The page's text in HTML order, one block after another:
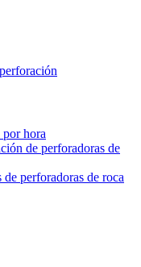
hora
de perforadoras de
perforadoras de roca